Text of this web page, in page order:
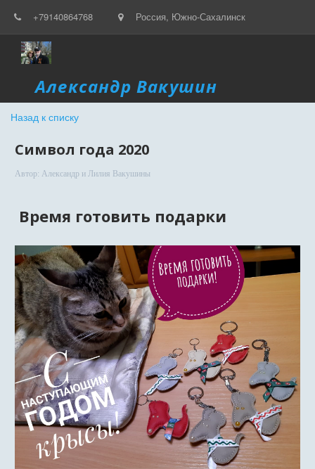
+79140864768 Россия, Южно-Сахалинск
Александр Вакушин
Назад к списку
Символ года 2020
Автор: Александр и Лилия Вакушины
Время готовить подарки